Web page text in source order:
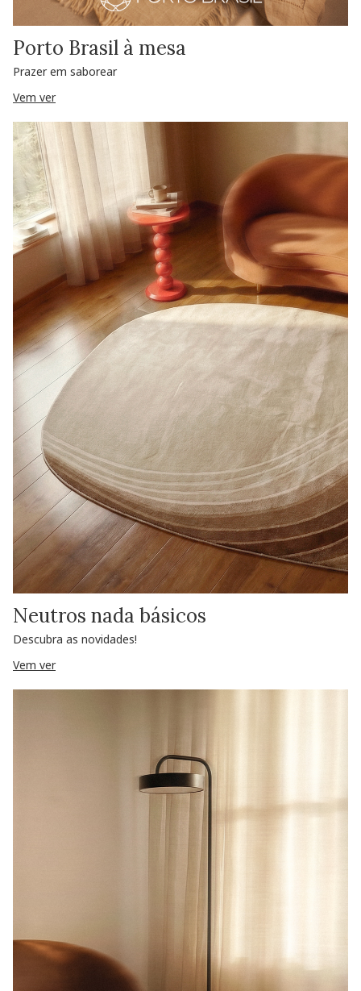
Porto Brasil à mesa
Prazer em saborear
Vem ver
Neutros nada básicos
Descubra as novidades!
Vem ver